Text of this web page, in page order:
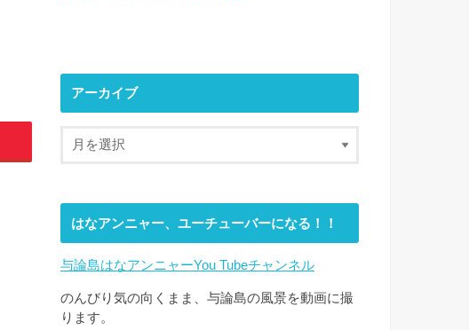
アーカイブ
はなアンニャー、ユーチューバーになる！！
与論島はなアンニャーYou Tubeチャンネル
のんびり気の向くまま、与論島の風景を動画に撮
ります。